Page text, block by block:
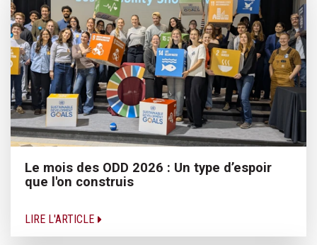
Le mois des ODD 2026 : Un type d’espoir
que l'on construis
LIRE L'ARTICLE